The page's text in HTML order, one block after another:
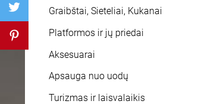
Graibštai, Sieteliai, Kukanai
Platformos ir jų priedai
Aksesuarai
Apsauga nuo uodų
Turizmas ir laisvalaikis